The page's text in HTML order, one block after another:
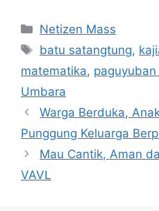
Kategori
Netizen Mass
Tag
batu satangtung,
matematika,
Umbara
Warga Berduka,
Punggung Keluarga
Mau Cantik, Aman
VAVL